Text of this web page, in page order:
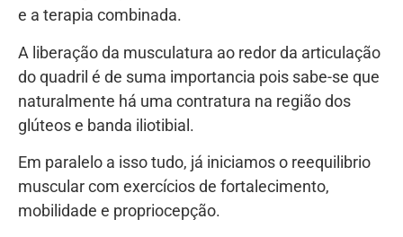
e a terapia combinada.
A liberação da musculatura ao redor da articulação
do quadril é de suma importancia pois sabe-se que
naturalmente há uma contratura na região dos
glúteos e banda iliotibial.
Em paralelo a isso tudo, já iniciamos o reequilibrio
muscular com exercícios de fortalecimento,
mobilidade e propriocepção.